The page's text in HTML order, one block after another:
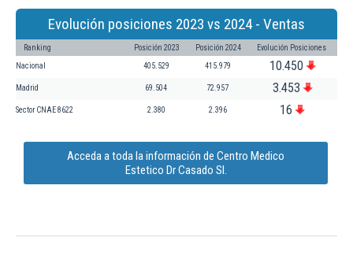
Evolución posiciones 2023 vs 2024 - Ventas
Ranking Posición 2023 Posición 2024 Evolución Posiciones
Nacional 405.529 415.979 10.450
Madrid 69.504 72.957 3.453
Sector CNAE 8622 2.380 2.396 16
Acceda a toda la información de Centro Medico
Estetico Dr Casado Sl.